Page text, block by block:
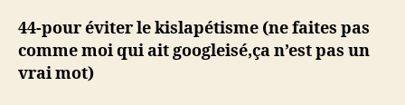
44-pour éviter le kislapétisme (ne faites pas
comme moi qui ait googleisé,ça n’est pas un
vrai mot)